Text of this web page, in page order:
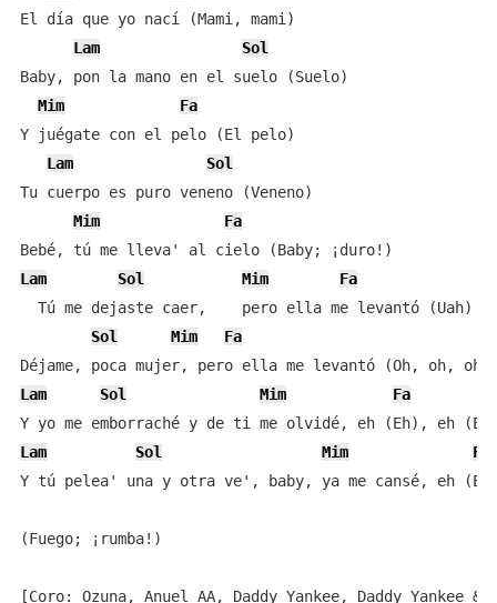
El día que yo nací (Mami, mami)
Lam
Sol
Baby, pon la mano en el suelo (Suelo)
Mim
Fa
Y juégate con el pelo (El pelo)
Lam
Sol
Tu cuerpo es puro veneno (Veneno)
Mim
Fa
Lam
Sol Mim Fa
  Tú me dejaste caer,    pero ella me levantó (Uah)
Sol
Mim
Fa
Lam
Sol Mim Fa
Lam Sol Mim
Fa
Y tú pelea' una y otra ve', baby, ya me cansé, eh
(Fuego; ¡rumba!)